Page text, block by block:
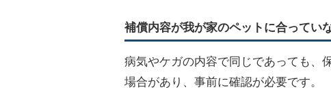
補償内容が我が家のペットに合ってい
病気やケガの内容で同じであっても、
場合があり、事前に確認が必要です。